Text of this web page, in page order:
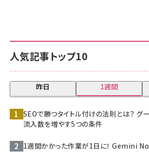
人気記事トップ10
昨日 1週間
SEOで勝つタイトル付けの法則とは？ グ
流入数を増やす5つの条件
1週間かかった作業が1日に！ Gemini